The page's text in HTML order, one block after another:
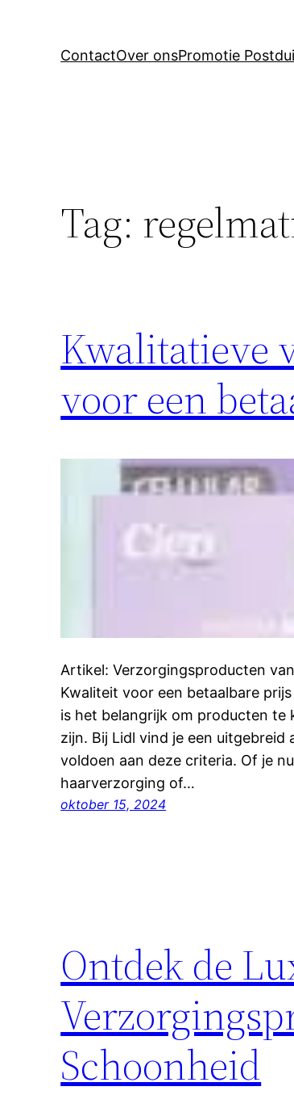
ContactOver onsPromotie
Tag:
Kwalitatieve
voor een
Artikel: Verzorgingsproducten
Kwaliteit voor een betaalbare
is het belangrijk om producten te
zijn. Bij Lidl vind je een
voldoen aan deze criteria. Of je
haarverzorging of…
oktober 15, 2024
Ontdek de
Schoonheid